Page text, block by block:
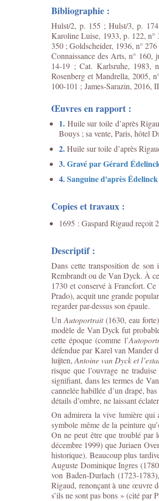
Bibliographie :
Hulst/2, p. 155 ; Hulst/3, p.
Karoline Luise, 1933, p. 122,
350 ; Goldscheider, 1936, n°
Connaissance des Arts, n°
14-19 ; Cat. Karlsruhe, 1983,
Rosenberg et Mandrella, 2005,
100-101 ; James-Sarazin, 2016,
Œuvres en rapport :
1. Huile sur toile d’après
Bouys ; sa vente, Paris, hôtel
2.Huile sur toile d’après
3.Gravé par Gérard
4.Sanguine d'après
Copies et travaux :
1695 : Gaspard Rigaud reçoit
Descriptif :
Dans cette transposition de son
Rembrandt ou de Van Dyck. À
1730 et conservé à Francfort.
Prado), acquit une grande
regarder par-dessus son épaule.
UnAutoportrait(1630, eau
modèle de Van Dyck fut
cette époque (comme l’
défendue par Karel van Mander
luijten,Antoine van Dyck et
risque que l’ouvrage ne
signifiant, dans les termes de
cannelée habillée d’un drapé,
détails d’ombre, ne laissant
On admirera la vive lumière qui
symbole même de la peinture
On ne peut être que troublé par
décembre 1999) que Juriaen
historique). Beaucoup plus
Auguste Dominique Ingres
von Baden-Durlach (1723-
Rigaud, renonçant à une œuvre
s’ils ne sont pas bons » (cité par